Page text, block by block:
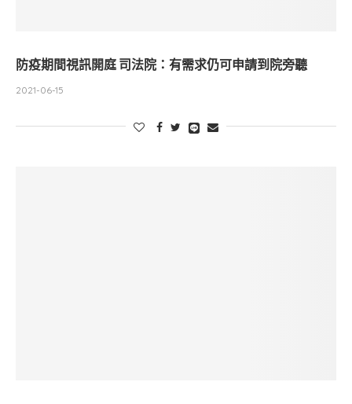
防疫期間視訊開庭 司法院：有需求仍可申請到院旁聽
2021-06-15